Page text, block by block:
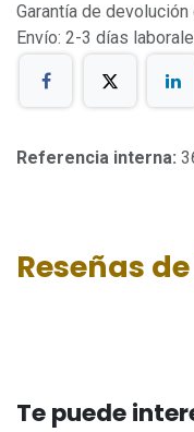
Garantía de
Envío: 2-3 días
Referencia interna:
Reseñas
Te puede